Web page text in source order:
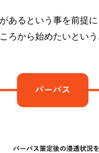
あるという事を前提
ろから始めたいという